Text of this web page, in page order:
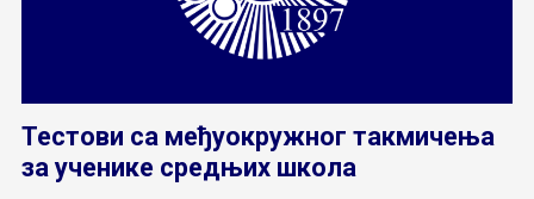
Тестови са међуокружног такмичења
за ученике средњих школа